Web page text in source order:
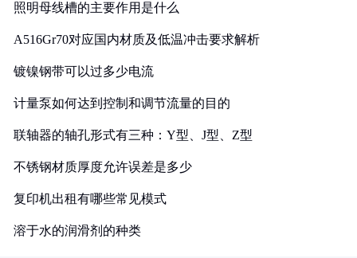
照明母线槽的主要作用是什么
A516Gr70对应国内材质及低温冲击要求解析
镀镍钢带可以过多少电流
计量泵如何达到控制和调节流量的目的
联轴器的轴孔形式有三种：Y型、J型、Z型
不锈钢材质厚度允许误差是多少
复印机出租有哪些常见模式
溶于水的润滑剂的种类